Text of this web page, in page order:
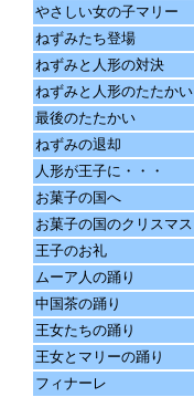
やさしい女の子マリー
ねずみたち登場
ねずみと人形の対決
ねずみと人形のたたかい
最後のたたかい
ねずみの退却
人形が王子に・・・
お菓子の国へ
お菓子の国のクリスマス
王子のお礼
ムーア人の踊り
中国茶の踊り
王女たちの踊り
王女とマリーの踊り
フィナーレ